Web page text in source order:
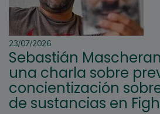
23/07/2026
Sebastián
una charla sobre
concientización
de sustancias en